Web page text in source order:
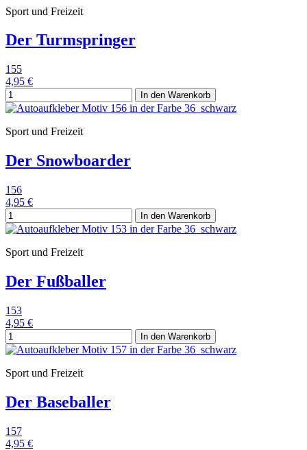
Sport und Freizeit
Der Turmspringer
155
4,95 €
In den Warenkorb
Sport und Freizeit
Der Snowboarder
156
4,95 €
In den Warenkorb
Sport und Freizeit
Der Fußballer
153
4,95 €
In den Warenkorb
Sport und Freizeit
Der Baseballer
157
4,95 €